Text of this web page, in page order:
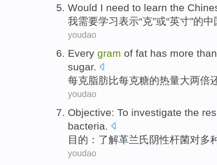
Would I need to learn the
我需要学习表示“克”或“英寸”的
youdao
Every gram of fat has more than
sugar.
每克脂肪比每克糖的热量大两倍
youdao
Objective: To investigate the
bacteria.
目的 ： 了解革兰氏 阴性杆菌对多
youdao